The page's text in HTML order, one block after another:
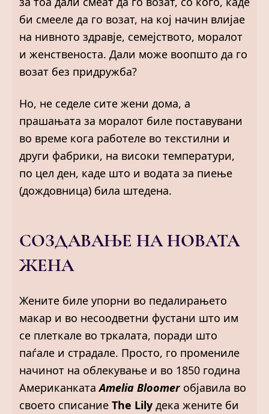
би смееле да го возат, на кој начин влијае
на нивното здравје, семејството, моралот
и женственоста. Дали може воопшто да го
возат без придружба?
Но, не седеле сите жени дома, а
прашањата за моралот биле поставувани
во време кога работеле во текстилни и
други фабрики, на високи температури,
по цел ден, каде што и водата за пиење
(дождовница) била штедена.
СОЗДАВАЊЕ НА НОВАТА
ЖЕНА
Жените биле упорни во педалирањето
макар и во несоодветни фустани што им
се плеткале во тркалата, поради што
паѓале и страдале. Просто, го промениле
начинот на облекување и во 1850 година
АмериканкатаAmelia Bloomer објавила во
своето списание The Lily дека жените би